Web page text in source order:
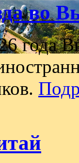
во
года